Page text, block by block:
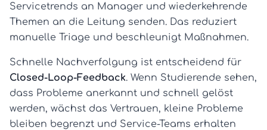
Servicetrends an Manager und wiederkehrende
Themen an die Leitung senden. Das reduziert
manuelle Triage und beschleunigt Maßnahmen.
Schnelle Nachverfolgung ist entscheidend für
Closed-Loop-Feedback. Wenn Studierende sehen,
dass Probleme anerkannt und schnell gelöst
werden, wächst das Vertrauen, kleine Probleme
bleiben begrenzt und Service-Teams erhalten